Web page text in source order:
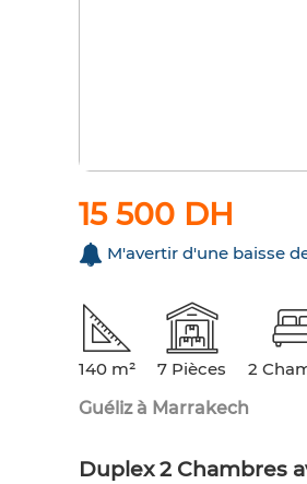
15 500 DH
M'avertir d'une baisse
140 m² 7 Pièces 2
Guéliz à Marrakech
Duplex 2 Chambres